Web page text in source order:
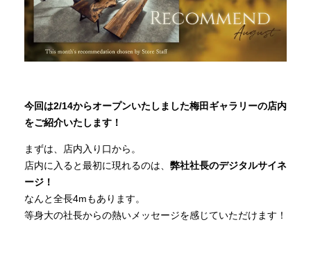
納品事例
INFORMATION
MOKUBA CHANNEL
よくあるご質問
お問い合わせ
今回は2/14からオープンいたしました梅田ギャラリーの店内
をご紹介いたします！
まずは、店内入り口から。
店内に入ると最初に現れるのは、 弊社社長のデジタルサイネ
ージ！
なんと全長4mもあります。
等身大の社長からの熱いメッセージを感じていただけます！